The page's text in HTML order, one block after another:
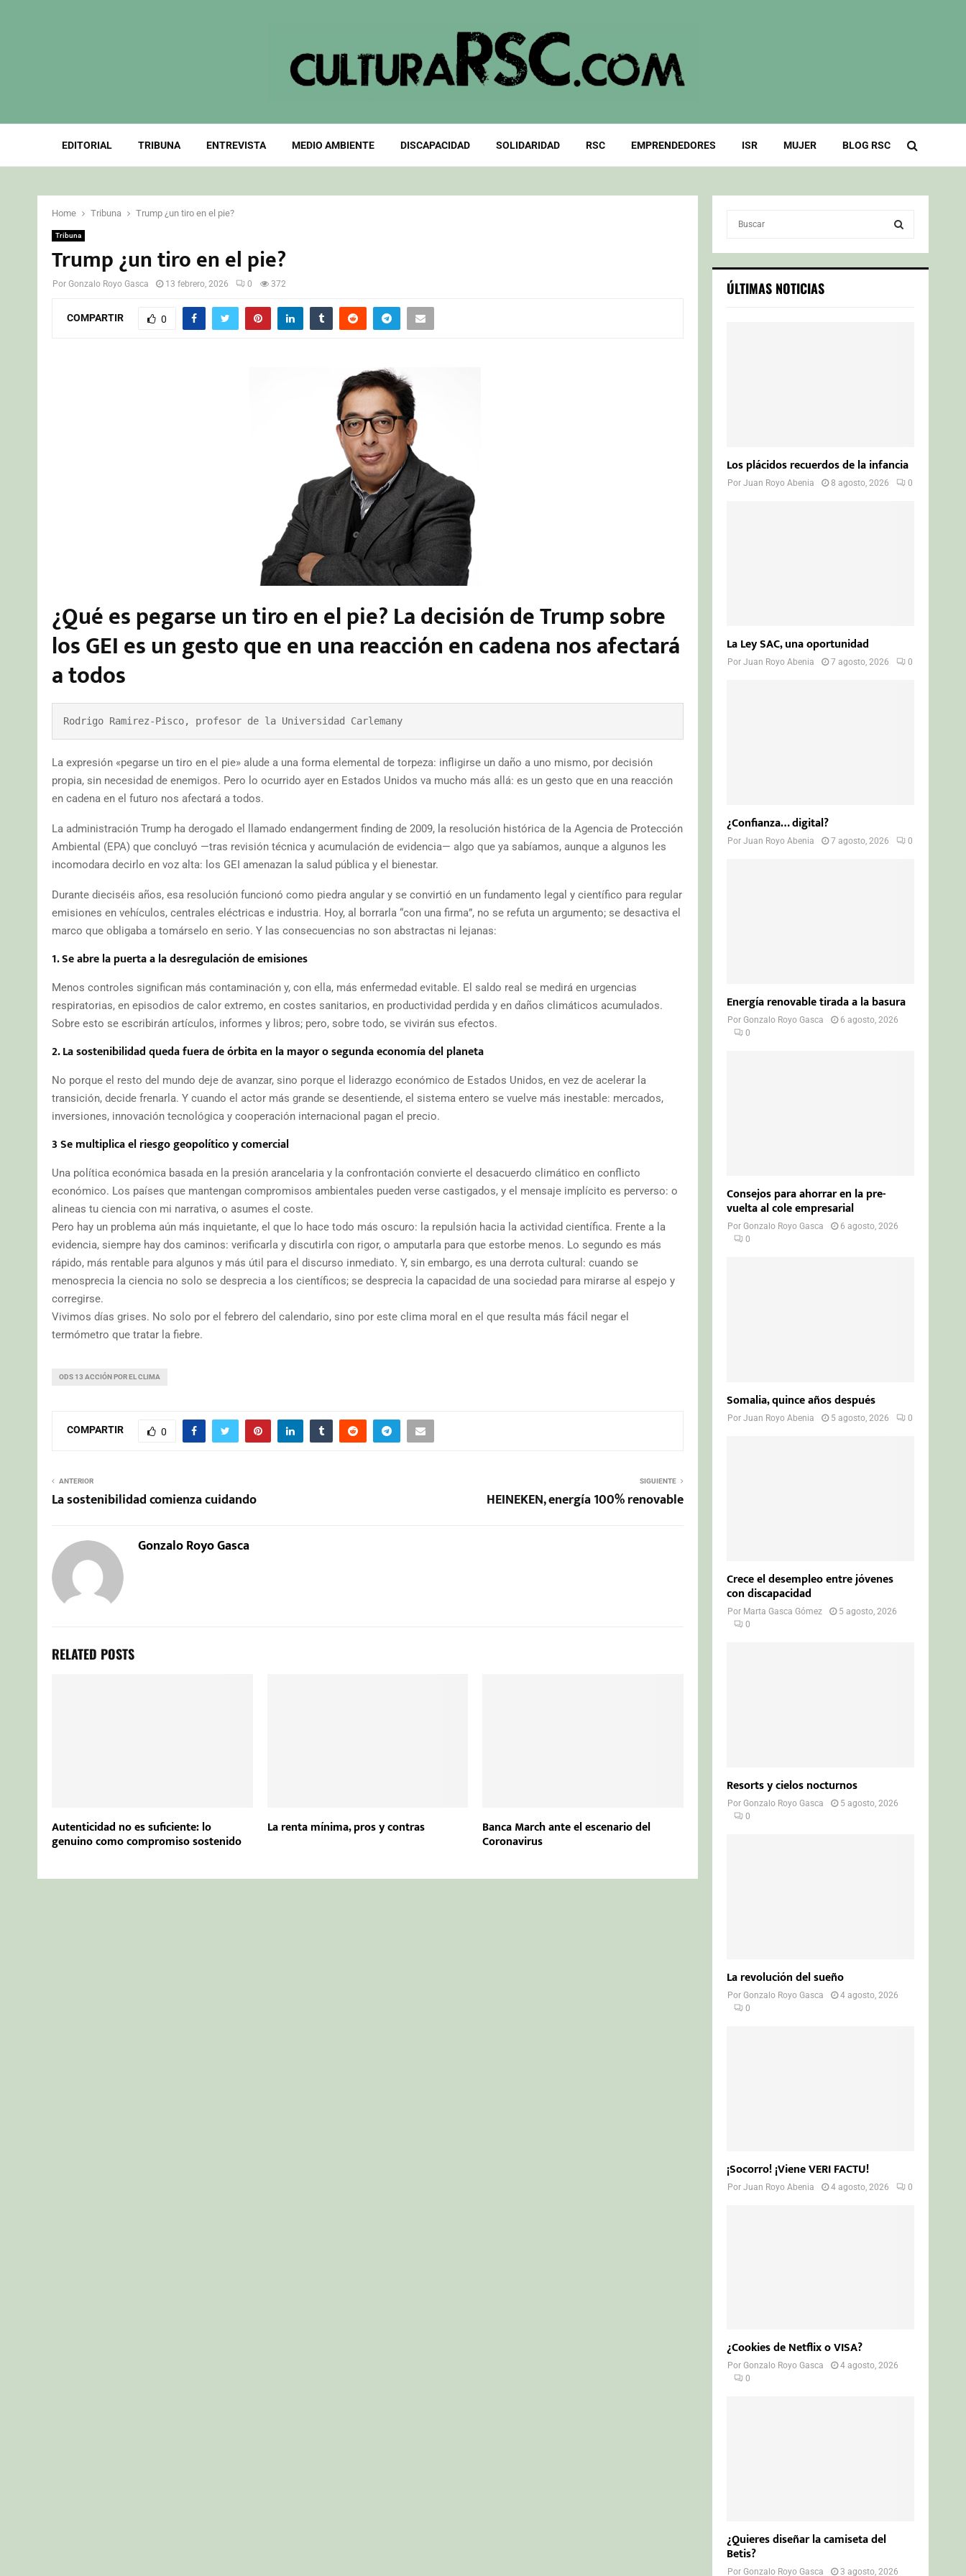
EDITORIAL TRIBUNA ENTREVISTA MEDIO AMBIENTE DISCAPACIDAD SOLIDARIDAD RSC EMPRENDEDORES ISR MUJER BLOG RSC
Home Tribuna Trump ¿un tiro en el pie?
Tribuna
Trump ¿un tiro en el pie?
Por Gonzalo Royo Gasca 13 febrero, 2026 0 372
COMPARTIR 0
¿Qué es pegarse un tiro en el pie? La decisión de Trump sobre
los GEI es un gesto que en una reacción en cadena nos afectará
a todos
Rodrigo Ramirez-Pisco, profesor de la Universidad Carlemany
La expresión «pegarse un tiro en el pie» alude a una forma elemental de torpeza: infligirse un daño a uno mismo, por decisión
propia, sin necesidad de enemigos. Pero lo ocurrido ayer en Estados Unidos va mucho más allá: es un gesto que en una reacción
en cadena en el futuro nos afectará a todos.
La administración Trump ha derogado el llamado endangerment finding de 2009, la resolución histórica de la Agencia de Protección
Ambiental (EPA) que concluyó —tras revisión técnica y acumulación de evidencia— algo que ya sabíamos, aunque a algunos les
incomodara decirlo en voz alta: los GEI amenazan la salud pública y el bienestar.
Durante dieciséis años, esa resolución funcionó como piedra angular y se convirtió en un fundamento legal y científico para regular
emisiones en vehículos, centrales eléctricas e industria. Hoy, al borrarla “con una firma”, no se refuta un argumento; se desactiva el
marco que obligaba a tomárselo en serio. Y las consecuencias no son abstractas ni lejanas:
1. Se abre la puerta a la desregulación de emisiones
Menos controles significan más contaminación y, con ella, más enfermedad evitable. El saldo real se medirá en urgencias
respiratorias, en episodios de calor extremo, en costes sanitarios, en productividad perdida y en daños climáticos acumulados.
Sobre esto se escribirán artículos, informes y libros; pero, sobre todo, se vivirán sus efectos.
2. La sostenibilidad queda fuera de órbita en la mayor o segunda economía del planeta
No porque el resto del mundo deje de avanzar, sino porque el liderazgo económico de Estados Unidos, en vez de acelerar la
transición, decide frenarla. Y cuando el actor más grande se desentiende, el sistema entero se vuelve más inestable: mercados,
inversiones, innovación tecnológica y cooperación internacional pagan el precio.
3 Se multiplica el riesgo geopolítico y comercial
Una política económica basada en la presión arancelaria y la confrontación convierte el desacuerdo climático en conflicto
económico. Los países que mantengan compromisos ambientales pueden verse castigados, y el mensaje implícito es perverso: o
alineas tu ciencia con mi narrativa, o asumes el coste.
Pero hay un problema aún más inquietante, el que lo hace todo más oscuro: la repulsión hacia la actividad científica. Frente a la
evidencia, siempre hay dos caminos: verificarla y discutirla con rigor, o amputarla para que estorbe menos. Lo segundo es más
rápido, más rentable para algunos y más útil para el discurso inmediato. Y, sin embargo, es una derrota cultural: cuando se
menosprecia la ciencia no solo se desprecia a los científicos; se desprecia la capacidad de una sociedad para mirarse al espejo y
corregirse.
Vivimos días grises. No solo por el febrero del calendario, sino por este clima moral en el que resulta más fácil negar el
termómetro que tratar la fiebre.
ODS 13 ACCIÓN POR EL CLIMA
COMPARTIR 0
ANTERIOR
La sostenibilidad comienza cuidando
SIGUIENTE
HEINEKEN, energía 100% renovable
Gonzalo Royo Gasca
RELATED POSTS
Autenticidad no es suficiente: lo
genuino como compromiso sostenido
La renta mínima, pros y contras Banca March ante el escenario del
Coronavirus
c
h
S
ÚLTIMAS NOTICIAS
Los plácidos recuerdos de la infancia
PorJuan Royo Abenia 8 agosto, 2026 0
La Ley SAC, una oportunidad
PorJuan Royo Abenia 7 agosto, 2026 0
¿Confianza… digital?
PorJuan Royo Abenia 7 agosto, 2026 0
Energía renovable tirada a la basura
PorGonzalo Royo Gasca
6 agosto, 2026
0
Consejos para ahorrar en la pre-
vuelta al cole empresarial
PorGonzalo Royo Gasca
6 agosto, 2026
0
Somalia, quince años después
PorJuan Royo Abenia 5 agosto, 2026 0
Crece el desempleo entre jóvenes
con discapacidad
Por Marta Gasca Gómez
5 agosto, 2026
0
Resorts y cielos nocturnos
PorGonzalo Royo Gasca
5 agosto, 2026
0
La revolución del sueño
PorGonzalo Royo Gasca
4 agosto, 2026
0
¡Socorro! ¡Viene VERI FACTU!
PorJuan Royo Abenia 4 agosto, 2026 0
¿Cookies de Netflix o VISA?
PorGonzalo Royo Gasca
4 agosto, 2026
0
¿Quieres diseñar la camiseta del
Betis?
PorGonzalo Royo Gasca 3 agosto, 2026